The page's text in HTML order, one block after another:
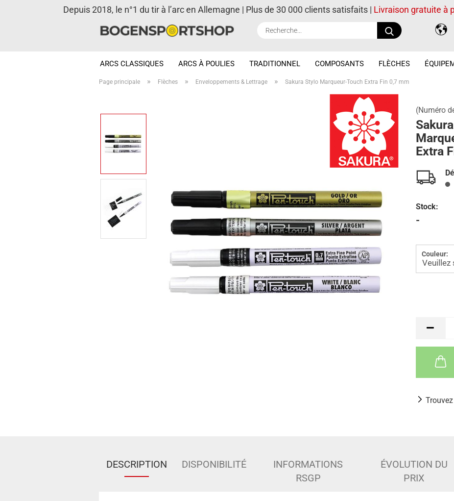
Recherche...
Depuis 2018, le n°1 du tir à l’arc en Allemagne | Plus de 30 000 clients satisfaits | Livraison gratuite à
ARCS CLASSIQUES ARCS À POULIES TRADITIONNEL COMPOSANTS FLÈCHES
Page principale » Flèches » Enveloppements & Lettrage » Sakura Stylo Marqueur-Touch Extra Fin 0,7 mm
(Numéro
Extra
Stock:
-
Couleur:
DESCRIPTION DISPONIBILITÉ
INFORMATIONS
RSGP
ÉVOLUTION DU
PRIX